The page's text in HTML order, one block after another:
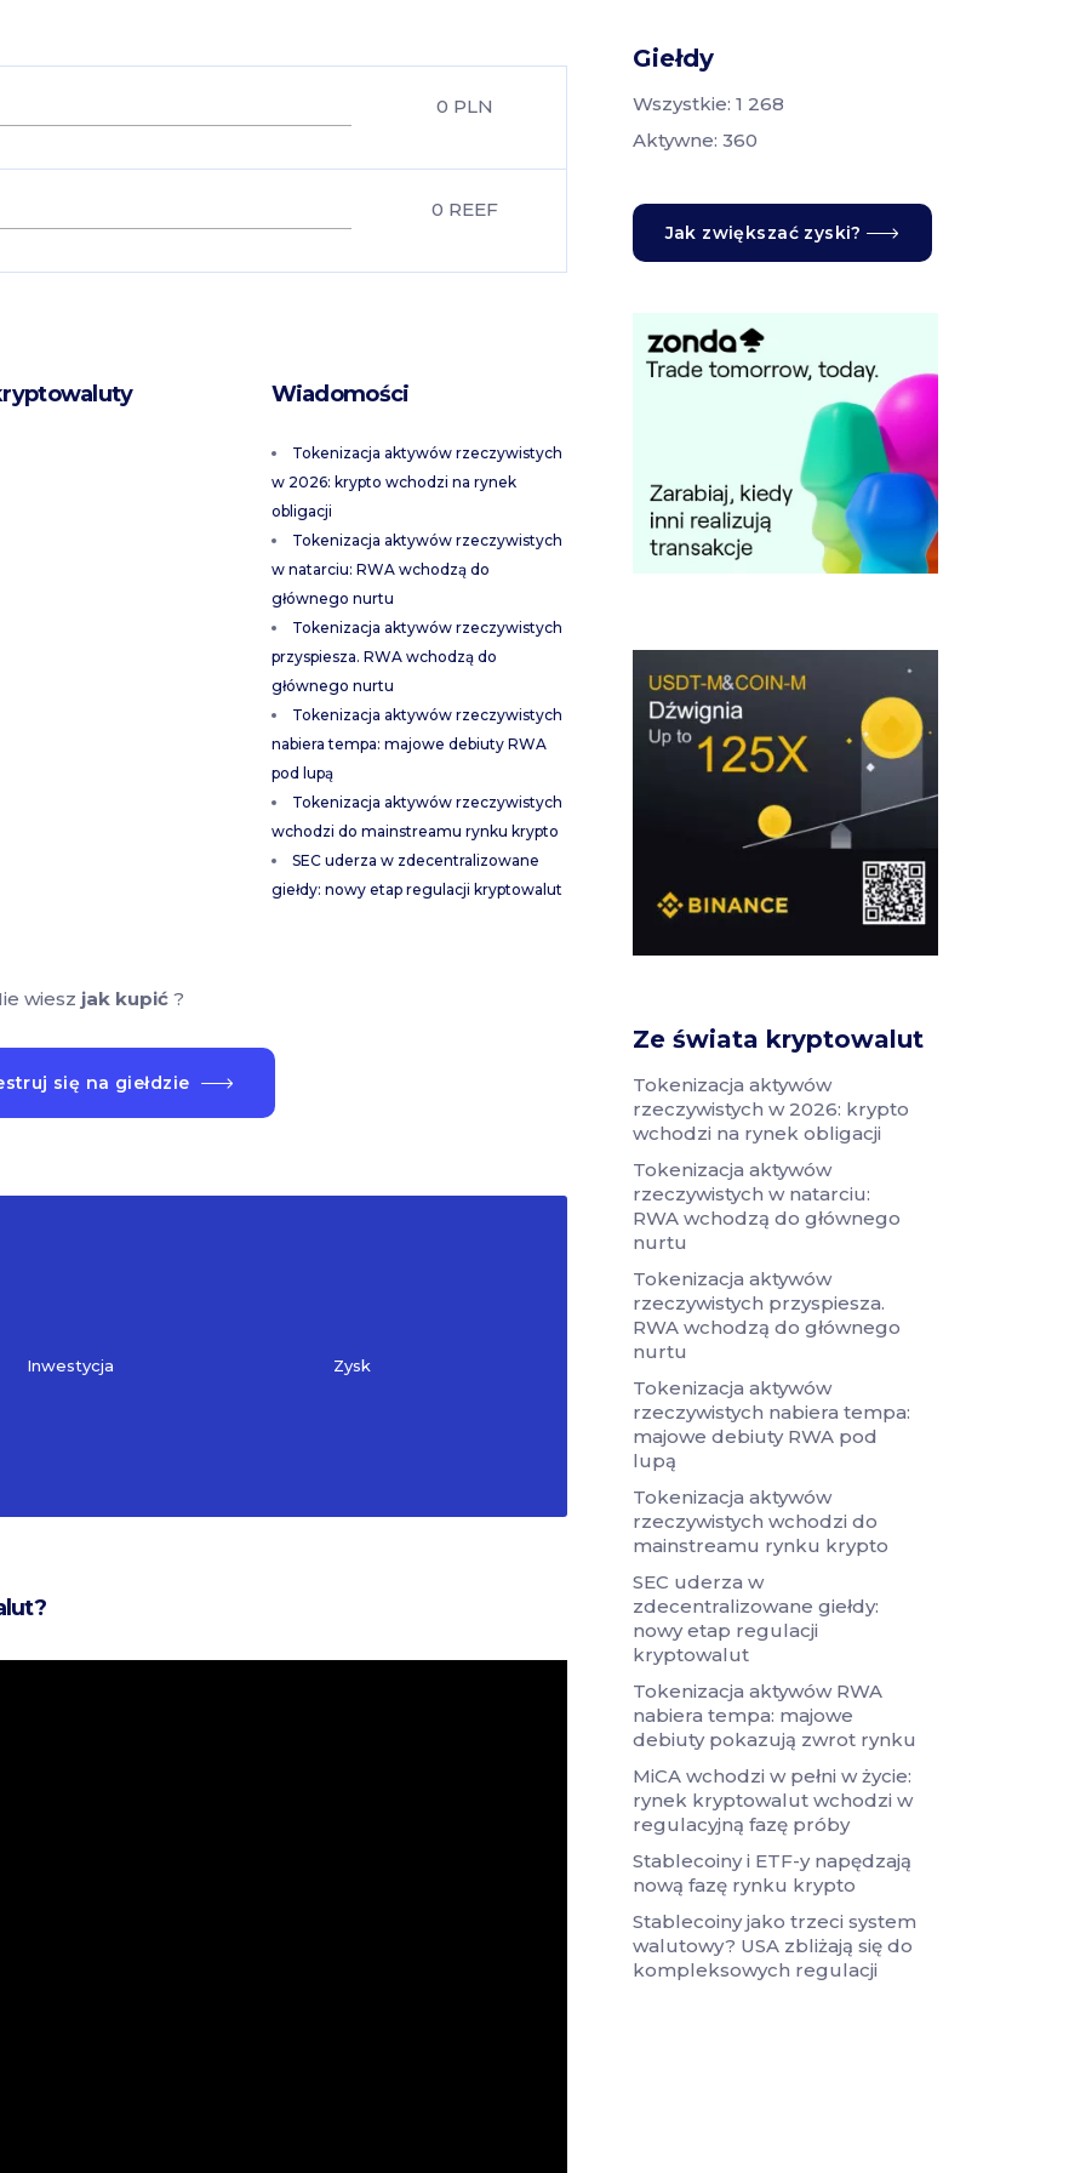
0 PLN
0 REEF
Wiadomości
Tokenizacja aktywów rzeczywistych
w 2026: krypto wchodzi na rynek
obligacji
Tokenizacja aktywów rzeczywistych
w natarciu: RWA wchodzą do
głównego nurtu
Tokenizacja aktywów rzeczywistych
przyspiesza. RWA wchodzą do
głównego nurtu
Tokenizacja aktywów rzeczywistych
nabiera tempa: majowe debiuty RWA
pod lupą
Tokenizacja aktywów rzeczywistych
wchodzi do mainstreamu rynku krypto
SEC uderza w zdecentralizowane
giełdy: nowy etap regulacji kryptowalut
wiesz jak kupić?
się na giełdzie
Inwestycja Zysk
Giełdy
Wszystkie: 1 268
Aktywne: 360
Jak zwiększać zyski?
Ze świata kryptowalut
Tokenizacja aktywów
rzeczywistych w 2026: krypto
wchodzi na rynek obligacji
Tokenizacja aktywów
rzeczywistych w natarciu:
RWA wchodzą do głównego
nurtu
Tokenizacja aktywów
rzeczywistych przyspiesza.
RWA wchodzą do głównego
nurtu
Tokenizacja aktywów
rzeczywistych nabiera tempa:
majowe debiuty RWA pod
lupą
Tokenizacja aktywów
rzeczywistych wchodzi do
mainstreamu rynku krypto
SEC uderza w
zdecentralizowane giełdy:
nowy etap regulacji
kryptowalut
Tokenizacja aktywów RWA
nabiera tempa: majowe
debiuty pokazują zwrot rynku
MiCA wchodzi w pełni w życie:
rynek kryptowalut wchodzi w
regulacyjną fazę próby
Stablecoiny i ETF-y napędzają
nową fazę rynku krypto
Stablecoiny jako trzeci system
walutowy? USA zbliżają się do
kompleksowych regulacji